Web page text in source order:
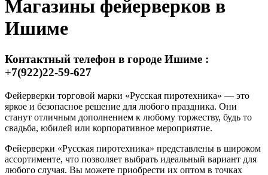
Магазины фейерверков в
Ишиме
Контактный телефон в городе Ишиме :
+7(922)22-59-627
Фейерверки торговой марки «Русская пиротехника» — это
яркое и безопасное решение для любого праздника. Они
станут отличным дополнением к любому торжеству, будь то
свадьба, юбилей или корпоративное мероприятие.
Фейерверки «Русская пиротехника» представлены в широком
ассортименте, что позволяет выбрать идеальный вариант для
любого случая. Вы можете приобрести их оптом в точках